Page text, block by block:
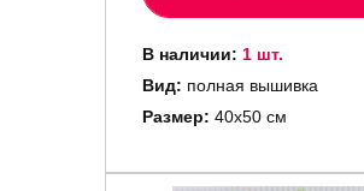
В наличии: 1 шт.
Вид: полная вышивка
Размер: 40х50 см